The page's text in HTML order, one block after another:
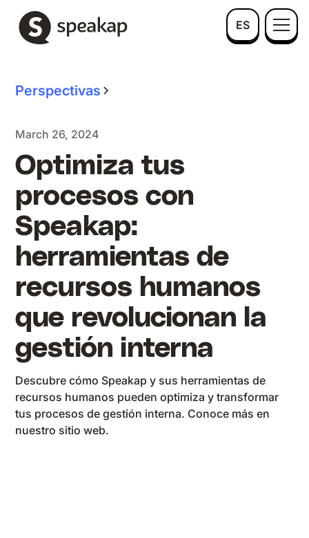
ES
Perspectivas
March 26, 2024
Optimiza tus
procesos con
Speakap:
herramientas de
recursos humanos
que revolucionan la
gestión interna
Descubre cómo Speakap y sus herramientas de
recursos humanos pueden optimiza y transformar
tus procesos de gestión interna. Conoce más en
nuestro sitio web.